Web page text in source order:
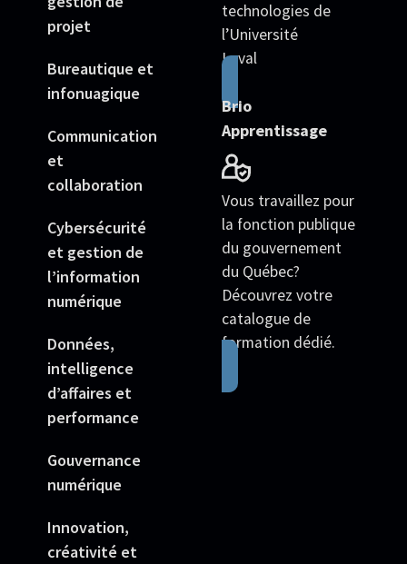
projet
Bureautique et
infonuagique
Communication
et
collaboration
Cybersécurité
et gestion de
l’information
numérique
Données,
intelligence
d’affaires et
performance
Gouvernance
numérique
Innovation,
créativité et
technologies de
l’Université
Laval
Brio
Apprentissage
Vous travaillez pour
la fonction publique
du gouvernement
du Québec?
Découvrez votre
catalogue de
formation dédié.